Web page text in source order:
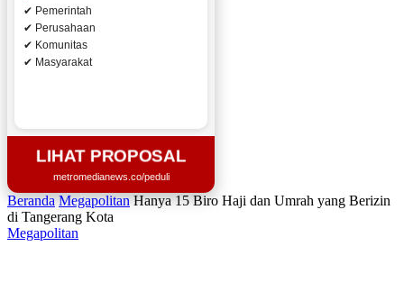
✔ Pemerintah
✔ Perusahaan
✔ Komunitas
✔ Masyarakat
LIHAT PROPOSAL
metromedianews.co/peduli
Beranda Megapolitan Hanya 15 Biro Haji dan Umrah yang Berizin
di Tangerang Kota
Megapolitan